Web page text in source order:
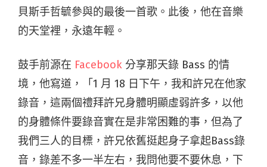
貝斯手哲毓參與的最後一首歌。此後，他在音樂
的天堂裡，永遠年輕。
鼓手前源在 Facebook 分享那天錄 Bass 的情
境，他寫道，「1 月 18 日下午，我和許兄在他家
錄音，這兩個禮拜許兄身體明顯虛弱許多，以他
的身體條件要錄音實在是非常困難的事，但為了
我們三人的目標，許兄依舊挺起身子拿起Bass錄
音，錄差不多一半左右，我問他要不要休息，下